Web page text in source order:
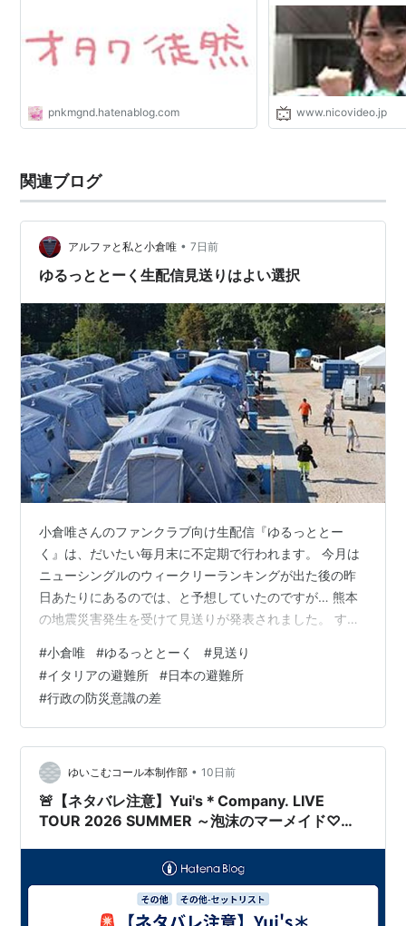
最近、妹のようすがちょっとおかしいんだが。（寿
日和）
Z/X IGNITION（
各務原あづみ）
ガールフレンド（仮）（朝比奈桃子）
聖剣使いの禁呪詠唱（四門摩耶）
下ネタという概念が存在しない退屈な世界（びんか
んちゃん）
城下町のダンデライオン（櫻田光）
双星の陰陽師（膳所美玖）
ViVid Strike!（リンネ・ベルリネッタ）
スクールガールストライカーズ (菜森まな)
バジリスク (千姫)
OVA
.hack//QUANTUM （ハーミット）
創勢のアクエリオンEVOL（河津ユノ）
ゲーム
初音ミク -Project DIVA- *モーションアクター
ネプテューヌシリーズ（超次元ゲイム ネプテューヌ
mk2以降）（ロム／ホワイトシスター）
ロウきゅーぶ！（袴田ひなた）
トイ・ウォーズ（ナルミ一号機A）
勇現会社ブレイブカンパニー（
ル）
圧倒的遊戯 ムゲンソウルズ（シャルル・ココット）
イース セルセタの樹海（
女の子と密室にいたら○○しちゃうかもしれない。
ガールフレンド（仮）（朝比奈桃子）
聖魔導物語（ププル）
ダンジョントラベラーズ2 王立図書館とマモノの封印
pnkmgnd.hatenablog.com www.nicovideo.jp
関連ブログ
アルファと私と小倉唯 • 7日前
ゆるっととーく生配信見送りはよい選択
小倉唯さんのファンクラブ向け生配信『ゆるっととー
く』は、だいたい毎月末に不定期で行われます。 今月は
ニューシングルのウィークリーランキングが出た後の昨
日あたりにあるのでは、と予想していたのですが… 熊本
の地震災害発生を受けて見送りが発表されました。 すご
ではたくさんの方が亡くなり、まだ安否不明の方もい
て… 頻繁な余震が続き避難している方が不安で落ち着か
ない中、これは正しい判断です。 その代わり唯さんはX
の個人アカウントでこのようなポストを。 このたびの熊
本での地震により被災された皆さまに、心よりお見舞い
申し上げます。どうかご自身の安全を第一に、…
#小倉唯 #ゆるっととーく #見送り
#イタリアの避難所 #日本の避難所
#行政の防災意識の差
ゆいこむコール本制作部 • 10日前
🚨【ネタバレ注意】Yui's＊Company. LIVE
TOUR 2026 SUMMER ～泡沫のマーメイド♡～